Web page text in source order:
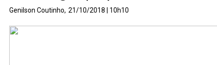
Genilson Coutinho, 21/10/2018 | 10h10